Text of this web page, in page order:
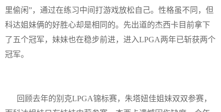
里偷闲”，通过在练习中间打游戏放松自己。性格虽不同，但
科达姐妹俩的好胜心却是相同的。先出道的杰西卡目前拿下
了五个冠军，妹妹也在稳步前进，进入LPGA两年已斩获两个
冠军。
回顾去年的别克LPGA锦标赛，朱塔妞佳姐妹双双参赛，